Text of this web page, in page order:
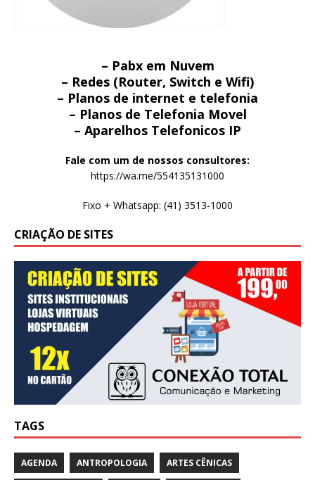
– Pabx em Nuvem
– Redes (Router, Switch e Wifi)
– Planos de internet e telefonia
– Planos de Telefonia Movel
– Aparelhos Telefonicos IP
Fale com um de nossos consultores:
https://wa.me/554135131000
Fixo + Whatsapp: (41) 3513-1000
CRIAÇÃO DE SITES
TAGS
AGENDA ANTROPOLOGIA ARTES CÊNICAS